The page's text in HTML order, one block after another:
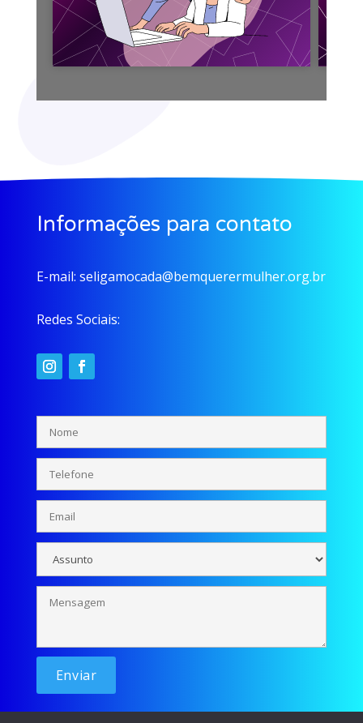
Informações para contato
E-mail: seligamocada@bemquerermulher.org.br
Redes Sociais: